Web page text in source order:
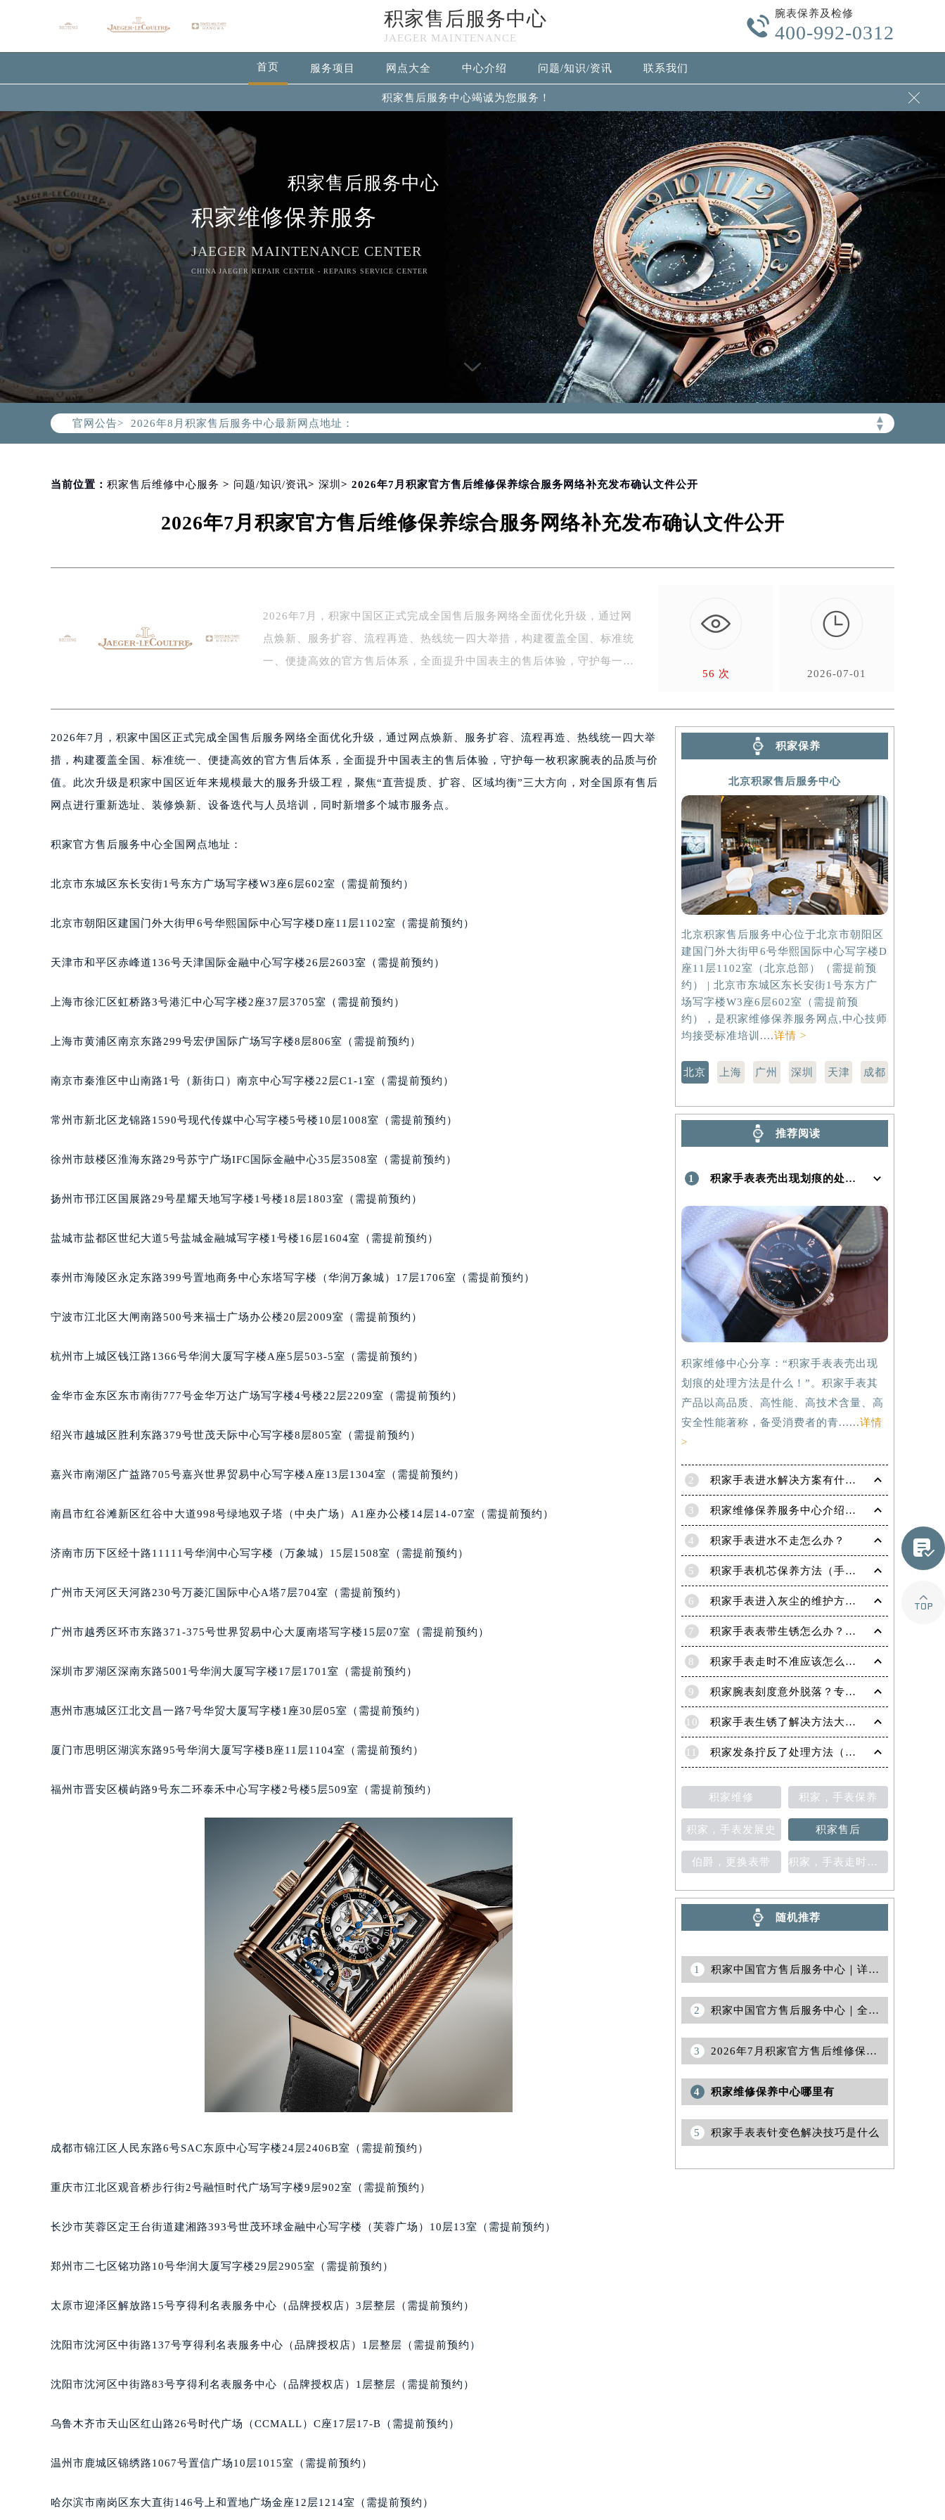
积家售后服务中心
JAEGER MAINTENANCE

腕表保养及检修
400-992-0312
首页 服务项目 网点大全 中心介绍 问题/知识/资讯 联系我们
积家售后服务中心竭诚为您服务！ 
积家售后服务中心
积家维修保养服务
JAEGER MAINTENANCE CENTER
CHINA JAEGER REPAIR CENTER - REPAIRS SERVICE CENTER
官网公告> ▲
▼
2026年8月积家中国区售后服务网络优化升级公告
2026年8月积家全国官方售后客户服务热线：400-992-0312
积家官方全国统一服务热线400-992-0312，服务覆盖中国大陆、香港、澳门、台湾全部区域（非大陆需加拨“+86”）
2026年8月积家售后服务中心最新网点地址：
北京市朝阳区建国门外大街甲6号华熙国际中心写字楼D座11层1102室（北京总部）（需提前预约）
天津市和平区赤峰道136号天津国际金融中心写字楼26层2603室（需提前预约）
上海市黄浦区南京东路299号宏伊国际广场写字楼8层806室（需提前预约）
盐城市盐都区世纪大道5号盐城金融城写字楼1号楼16层1604室（需提前预约）
泰州市海陵区永定东路399号置地商务中心东塔写字楼（华润万象城）17层1706室（需提前预约）
宁波市江北区大闸南路500号来福士广场办公楼20层2009室（需提前预约）
嘉兴市南湖区广益路705号嘉兴世界贸易中心写字楼A座13层1304室（需提前预约）
南昌市红谷滩新区红谷中大道998号绿地双子塔（中央广场）A1座办公楼14层07室（需提前预约）
济南市历下区经十路11111号华润中心写字楼（万象城）15层1508室（需提前预约）
广州市天河区天河路230号万菱汇国际中心写字楼A塔7层704室（需提前预约）
深圳市罗湖区深南东路5001号华润大厦写字楼17层1701室（需提前预约）
厦门市思明区湖滨东路95号华润大厦写字楼B座11层1104室（需提前预约）
成都市锦江区人民东路6号SAC东原中心写字楼24层2406B室（需提前预约）
长沙市芙蓉区定王台街道建湘路393号世茂环球金融中心写字楼（芙蓉广场）10层13室（需提前预约）
太原市迎泽区解放路15号亨得利名表服务中心（品牌授权店）3层整层（需提前预约）
沈阳市沈河区中街路83号亨得利名表服务中心（品牌授权店）1层整层（需提前预约）
温州市鹿城区锦绣路1067号置信广场10层1015室（需提前预约）
大连市中山区人民路15号国际金融大厦7层G室（需提前预约）
东莞市东城街道鸿福东路1号民盈国贸中心T1写字楼9层907室（需提前预约）
南通市崇川区工农路57号圆融广场写字楼16层1603室（需提前预约）
武汉市江汉区解放大道686号世界贸易大厦38层09室（需提前预约）
合肥市蜀山区潜山路111号万象城华润大厦B座12楼03室（需提前预约）
青岛市南区山东路6号华润大厦B座22层04室（需提前预约）
长春市朝阳区西安大路727号中银大厦A座(旺进大厦)18层09室（需提前预约）
昆明市盘龙区北京路928号同德昆明广场写字楼10层06室（需提前预约）
西安市碑林区南关正街88号华侨城长安国际中心E座6楼10室（需提前预约）
唐山市路南区新华东道100号万达广场写字楼A座10层1002室（需提前预约）
内蒙古自治区呼和浩特市玉泉区大学西街70号华润万象城写字楼（鄂尔多斯大厦）23层2326室（需提前预约）
重庆市解放碑渝中区民权路28号英利国际金融中心写字楼20层01室（需提前预约）
黑龙江省鹤岗市向阳区红军路积家售后服务中心（需提前预约）
黑龙江省鸡西市鸡冠区红军路积家售后服务中心（需提前预约）
黑龙江省牡丹江市东安区太平路积家售后服务中心（需提前预约）
黑龙江省齐齐哈尔市龙沙区龙华路积家售后服务中心（需提前预约）
黑龙江省绥化市北林区新华街与康庄路交叉口积家售后服务中心（需提前预约）
吉林省白城市洮北区明仁南街积家售后服务中心（需提前预约）
吉林省吉林市船营区河南街积家售后服务中心（需提前预约）
吉林省辽源市龙山区人民大街积家售后服务中心（需提前预约）
吉林省梅河口市新华街道梅河大街积家售后服务中心（需提前预约）
吉林省四平市铁东区紫气大路与南九经街交汇处积家售后服务中心（需提前预约）
吉林省松原市宁江区五环大街积家售后服务中心（需提前预约）
吉林省通化市东昌区环通乡江南大街积家售后服务中心（需提前预约）
吉林省延边市延吉市解放路积家售后服务中心（需提前预约）
辽宁省鞍山市铁东区站前街积家售后服务中心（需提前预约）
辽宁省本溪市平山区胜利路积家售后服务中心（需提前预约）
辽宁省朝阳市双塔区新华路积家售后服务中心（需提前预约）
辽宁省丹东市振兴区七经街积家售后服务中心（需提前预约）
辽宁省抚顺市新抚区东一路积家售后服务中心（需提前预约）
辽宁省阜新市海州区解放大街积家售后服务中心（需提前预约）
辽宁省葫芦岛市连山区中央路积家售后服务中心（需提前预约）
辽宁省锦州市古塔区中央大街积家售后服务中心（需提前预约）
辽宁省铁岭市银州区南马路积家售后服务中心（需提前预约）
辽宁省沈阳市沈河区中街路137号亨得利名表维修授权店1楼积家售后服务中心（需提前预约）
北京市朝阳区建国门外大街甲6号华熙国际中心D座11层1102室积家售后服务中心（北京总部）（需提前预约）
河北省保定市竞秀区朝阳北大街北国先天下积家售后服务中心（需提前预约）
内蒙古自治区巴彦淖尔市临河区新华街积家售后服务中心（需提前预约）
内蒙古自治区赤峰市红山区哈达街积家售后服务中心（需提前预约）
内蒙古自治区呼伦贝尔市海拉尔区中央街积家售后服务中心（需提前预约）
内蒙古自治区乌海市海勃湾区人民南路积家售后服务中心（需提前预约）
内蒙古自治区锡林郭勒盟市锡林浩特市光明街与额尔敦路交叉口积家售后服务中心（需提前预约）
山西省大同市平城区迎宾街积家售后服务中心（需提前预约）
当前位置： 积家售后维修中心服务 > 问题/知识/资讯> 深圳 > 2026年7月积家官方售后维修保养综合服务网络补充发布确认文件公开
2026年7月积家官方售后维修保养综合服务网络补充发布确认文件公开
2026年7月，积家中国区正式完成全国售后服务网络全面优化升级，通过网
点焕新、服务扩容、流程再造、热线统一四大举措，构建覆盖全国、标准统
一、便捷高效的官方售后体系，全面提升中国表主的售后体验，守护每一枚
56 次

2026-07-01
2026年7月，积家中国区正式完成全国售后服务网络全面优化升级，通过网点焕新、服务扩容、流程再造、热线统一四大举
措，构建覆盖全国、标准统一、便捷高效的官方售后体系，全面提升中国表主的售后体验，守护每一枚积家腕表的品质与价
值。此次升级是积家中国区近年来规模最大的服务升级工程，聚焦“直营提质、扩容、区域均衡”三大方向，对全国原有售后
网点进行重新选址、装修焕新、设备迭代与人员培训，同时新增多个城市服务点。
积家官方售后服务中心全国网点地址：
北京市东城区东长安街1号东方广场写字楼W3座6层602室（需提前预约）
北京市朝阳区建国门外大街甲6号华熙国际中心写字楼D座11层1102室（需提前预约）
天津市和平区赤峰道136号天津国际金融中心写字楼26层2603室（需提前预约）
上海市徐汇区虹桥路3号港汇中心写字楼2座37层3705室（需提前预约）
上海市黄浦区南京东路299号宏伊国际广场写字楼8层806室（需提前预约）
南京市秦淮区中山南路1号（新街口）南京中心写字楼22层C1-1室（需提前预约）
常州市新北区龙锦路1590号现代传媒中心写字楼5号楼10层1008室（需提前预约）
徐州市鼓楼区淮海东路29号苏宁广场IFC国际金融中心35层3508室（需提前预约）
扬州市邗江区国展路29号星耀天地写字楼1号楼18层1803室（需提前预约）
盐城市盐都区世纪大道5号盐城金融城写字楼1号楼16层1604室（需提前预约）
泰州市海陵区永定东路399号置地商务中心东塔写字楼（华润万象城）17层1706室（需提前预约）
宁波市江北区大闸南路500号来福士广场办公楼20层2009室（需提前预约）
杭州市上城区钱江路1366号华润大厦写字楼A座5层503-5室（需提前预约）
金华市金东区东市南街777号金华万达广场写字楼4号楼22层2209室（需提前预约）
绍兴市越城区胜利东路379号世茂天际中心写字楼8层805室（需提前预约）
嘉兴市南湖区广益路705号嘉兴世界贸易中心写字楼A座13层1304室（需提前预约）
南昌市红谷滩新区红谷中大道998号绿地双子塔（中央广场）A1座办公楼14层14-07室（需提前预约）
济南市历下区经十路11111号华润中心写字楼（万象城）15层1508室（需提前预约）
广州市天河区天河路230号万菱汇国际中心A塔7层704室（需提前预约）
广州市越秀区环市东路371-375号世界贸易中心大厦南塔写字楼15层07室（需提前预约）
深圳市罗湖区深南东路5001号华润大厦写字楼17层1701室（需提前预约）
惠州市惠城区江北文昌一路7号华贸大厦写字楼1座30层05室（需提前预约）
厦门市思明区湖滨东路95号华润大厦写字楼B座11层1104室（需提前预约）
福州市晋安区横屿路9号东二环泰禾中心写字楼2号楼5层509室（需提前预约）
成都市锦江区人民东路6号SAC东原中心写字楼24层2406B室（需提前预约）
重庆市江北区观音桥步行街2号融恒时代广场写字楼9层902室（需提前预约）
长沙市芙蓉区定王台街道建湘路393号世茂环球金融中心写字楼（芙蓉广场）10层13室（需提前预约）
郑州市二七区铭功路10号华润大厦写字楼29层2905室（需提前预约）
太原市迎泽区解放路15号亨得利名表服务中心（品牌授权店）3层整层（需提前预约）
沈阳市沈河区中街路137号亨得利名表服务中心（品牌授权店）1层整层（需提前预约）
沈阳市沈河区中街路83号亨得利名表服务中心（品牌授权店）1层整层（需提前预约）
乌鲁木齐市天山区红山路26号时代广场（CCMALL）C座17层17-B（需提前预约）
温州市鹿城区锦绣路1067号置信广场10层1015室（需提前预约）
哈尔滨市南岗区东大直街146号上和置地广场金座12层1214室（需提前预约）
积家保养
北京积家售后服务中心
北京积家售后服务中心位于北京市朝阳区
建国门外大街甲6号华熙国际中心写字楼D
座11层1102室（北京总部）（需提前预
约） | 北京市东城区东长安街1号东方广
场写字楼W3座6层602室（需提前预
约），是积家维修保养服务网点,中心技师
均接受标准培训....详情 >
北京 上海 广州 深圳 天津 成都
推荐阅读
1 积家手表表壳出现划痕的处理方法是什么！
积家维修中心分享：“积家手表表壳出现
划痕的处理方法是什么！”。积家手表其
产品以高品质、高性能、高技术含量、高
安全性能著称，备受消费者的青......详情
>
2 积家手表进水解决方案有什么？
3 积家维修保养服务中心介绍 | 积家
4 积家手表进水不走怎么办？
5 积家手表机芯保养方法（手表机芯正确保养方法）
6 积家手表进入灰尘的维护方法（处理办法）
7 积家手表表带生锈怎么办？（积家手表去除锈迹的四种方法）
8 积家手表走时不准应该怎么办?(走时不准的处理方法)
9 积家腕表刻度意外脱落？专业应对策略在这里
10 积家手表生锈了解决方法大全（有效保养与修复指南）
11 积家发条拧反了处理方法（手表维修的正确步骤与技巧）
积家维修 积家，手表保养
积家，手表发展史 积家售后
伯爵，更换表带 积家，手表走时不准
随机推荐
1 积家中国官方售后服务中心｜详细地址及官方客服热线权威信息通告（2026年7月最新）
2 积家中国官方售后服务中心｜全部地址与售后热线电话权威信息通告（2026年6月最新）
3 2026年7月积家官方售后维修保养综合服务网络最终完整发布确认
4 积家维修保养中心哪里有
5 积家手表表针变色解决技巧是什么

